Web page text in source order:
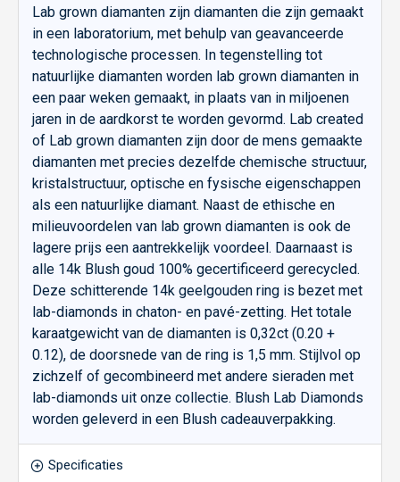
Lab grown diamanten zijn diamanten die zijn gemaakt
in een laboratorium, met behulp van geavanceerde
technologische processen. In tegenstelling tot
natuurlijke diamanten worden lab grown diamanten in
een paar weken gemaakt, in plaats van in miljoenen
jaren in de aardkorst te worden gevormd. Lab created
of Lab grown diamanten zijn door de mens gemaakte
diamanten met precies dezelfde chemische structuur,
kristalstructuur, optische en fysische eigenschappen
als een natuurlijke diamant. Naast de ethische en
milieuvoordelen van lab grown diamanten is ook de
lagere prijs een aantrekkelijk voordeel. Daarnaast is
alle 14k Blush goud 100% gecertificeerd gerecycled.
Deze schitterende 14k geelgouden ring is bezet met
lab-diamonds in chaton- en pavé-zetting. Het totale
karaatgewicht van de diamanten is 0,32ct (0.20 +
0.12), de doorsnede van de ring is 1,5 mm. Stijlvol op
zichzelf of gecombineerd met andere sieraden met
lab-diamonds uit onze collectie. Blush Lab Diamonds
worden geleverd in een Blush cadeauverpakking.
Specificaties